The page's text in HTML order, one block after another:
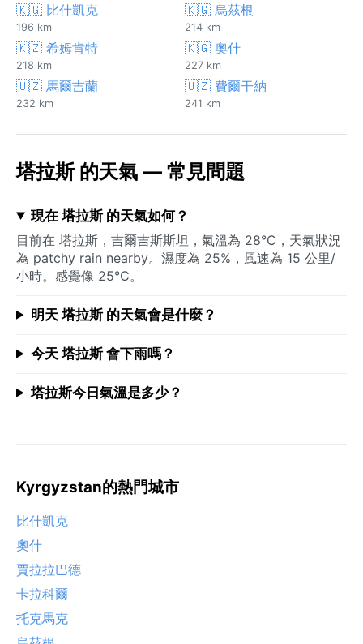
🇰🇬 比什凱克
196 km
🇰🇬 烏茲根
214 km
🇰🇿 希姆肯特
218 km
🇰🇬 奧什
227 km
🇺🇿 馬爾吉蘭
232 km
🇺🇿 費爾干納
241 km
塔拉斯 的天氣 — 常見問題
現在 塔拉斯 的天氣如何？
目前在 塔拉斯，吉爾吉斯斯坦，氣溫為 28°C，天氣狀況
為 patchy rain nearby。濕度為 25%，風速為 15 公里/
小時。感覺像 25°C。
明天 塔拉斯 的天氣會是什麼？
今天 塔拉斯 會下雨嗎？
塔拉斯今日氣溫是多少？
Kyrgyzstan的熱門城市
比什凱克
奧什
賈拉拉巴德
卡拉科爾
托克馬克